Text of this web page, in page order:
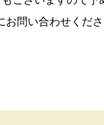
問い合わせくださ